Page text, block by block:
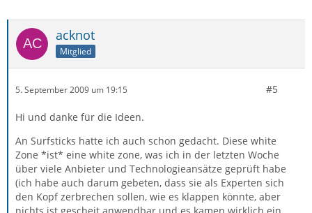
acknot
Mitglied
5. September 2009 um 19:15 #5
Hi und danke für die Ideen.
An Surfsticks hatte ich auch schon gedacht. Diese white
Zone *ist* eine white zone, was ich in der letzten Woche
über viele Anbieter und Technologieansätze geprüft habe
(ich habe auch darum gebeten, dass sie als Experten sich
den Kopf zerbrechen sollen, wie es klappen könnte, aber